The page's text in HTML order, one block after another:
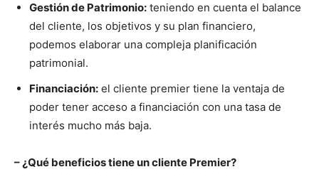
Gestión de Patrimonio: teniendo en cuenta el balance
del cliente, los objetivos y su plan financiero,
podemos elaborar una compleja planificación
patrimonial.
Financiación: el cliente premier tiene la ventaja de
poder tener acceso a financiación con una tasa de
interés mucho más baja.
– ¿Qué beneficios tiene un cliente Premier?